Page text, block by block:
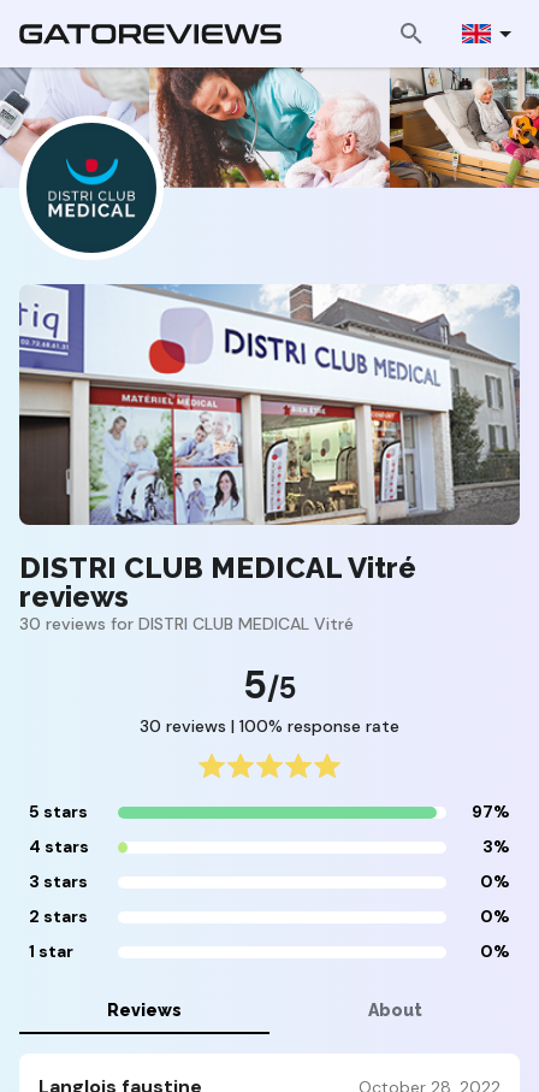
DISTRI CLUB MEDICAL Vitré
reviews
30 reviews for DISTRI CLUB MEDICAL Vitré
5/5
30 reviews | 100% response rate
5 stars
97%
4 stars
3%
3 stars
0%
2 stars
0%
1 star
0%
Reviews About
Langlois faustine October 28, 2022